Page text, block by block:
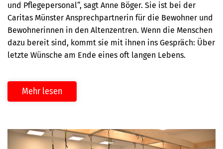
und Pflegepersonal“, sagt Anne Böger. Sie ist bei der
Caritas Münster Ansprechpartnerin für die Bewohner und
Bewohnerinnen in den Altenzentren. Wenn die Menschen
dazu bereit sind, kommt sie mit ihnen ins Gespräch: Über
letzte Wünsche am Ende eines oft langen Lebens.
Mehr lesen